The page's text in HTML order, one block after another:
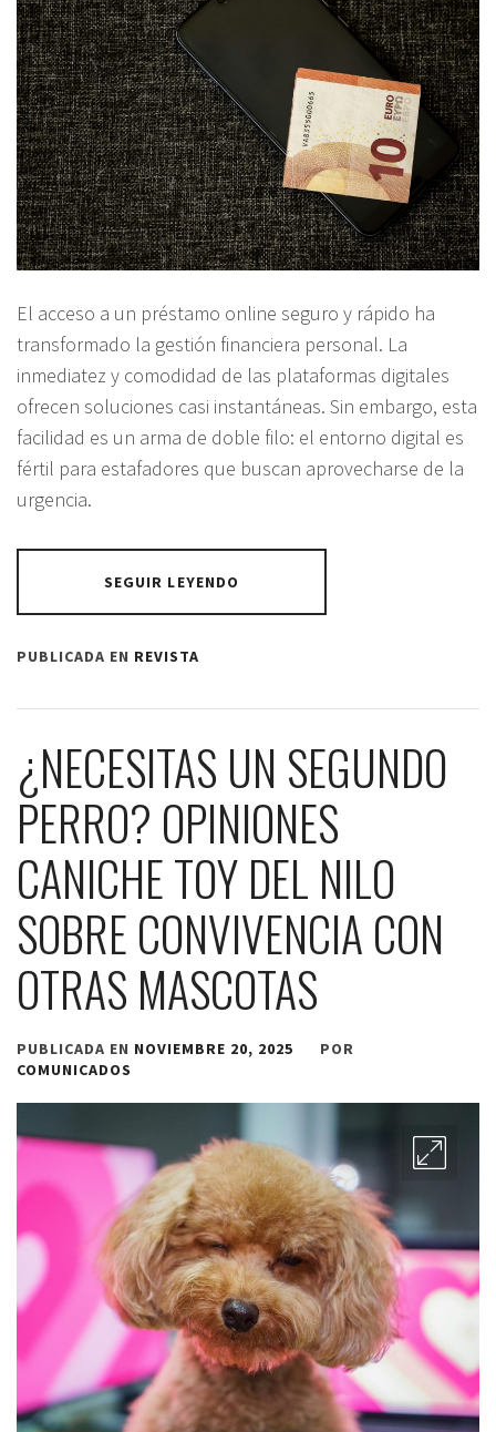
El acceso a un préstamo online seguro y rápido ha
transformado la gestión financiera personal. La
inmediatez y comodidad de las plataformas digitales
ofrecen soluciones casi instantáneas. Sin embargo, esta
facilidad es un arma de doble filo: el entorno digital es
fértil para estafadores que buscan aprovecharse de la
urgencia.
SEGUIR LEYENDO
PUBLICADA EN REVISTA
¿NECESITAS UN SEGUNDO
PERRO? OPINIONES
CANICHE TOY DEL NILO
SOBRE CONVIVENCIA CON
OTRAS MASCOTAS
PUBLICADA EN NOVIEMBRE 20, 2025
POR
COMUNICADOS